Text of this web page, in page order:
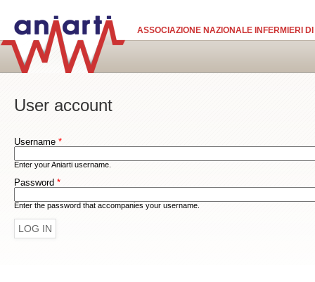
ASSOCIAZIONE NAZIONALE INFERMIERI
User account
Username *
Enter your Aniarti username.
Password *
Enter the password that accompanies your username.